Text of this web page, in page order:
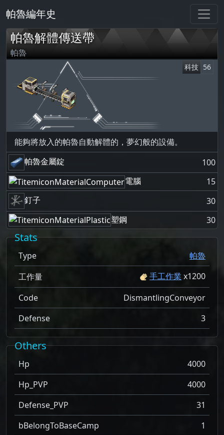
帕魯編年史
帕魯解體傳送帶
帕魯
科技 56
能夠將放入的帕魯自動解體的，夢幻般的設備。
帕魯金屬錠
100
電腦
15
釘子
30
塑鋼
30
Stats
Type
帕魯
工作量
手工作業 x1200
Code
DismantlingConveyor
Defense
3
Others
Hp
4000
Hp_PVP
4000
Defense_PVP
31
bBelongToBaseCamp
1